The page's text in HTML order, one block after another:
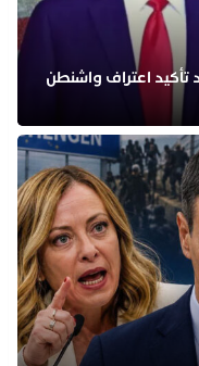
تأكيد اعتراف واشنطن